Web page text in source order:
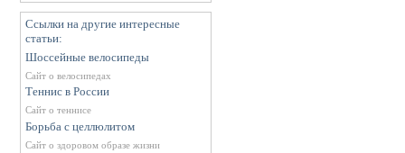
Ссылки на другие интересные
статьи:
Шоссейные велосипеды
Сайт о велосипедах
Теннис в России
Сайт о теннисе
Борьба с целлюлитом
Сайт о здоровом образе жизни